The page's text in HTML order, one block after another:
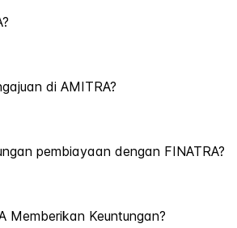
di AMITRA?
pembiayaan dengan FINATRA?
Memberikan Keuntungan?